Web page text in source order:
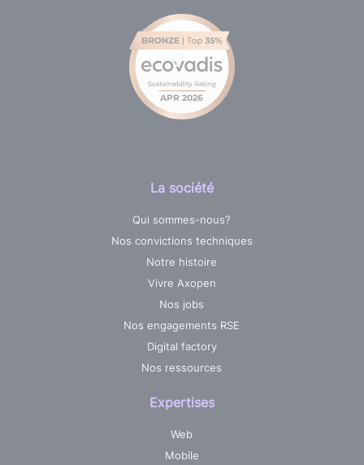
La société
Qui sommes-nous?
Nos convictions techniques
Notre histoire
Vivre Axopen
Nos jobs
Nos engagements RSE
Digital factory
Nos ressources
Expertises
Web
Mobile